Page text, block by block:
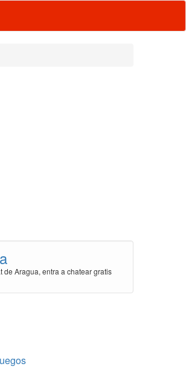
de Aragua, entra a chatear gratis